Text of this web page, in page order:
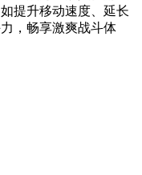
提升移动速度、延长
，畅享激爽战斗体